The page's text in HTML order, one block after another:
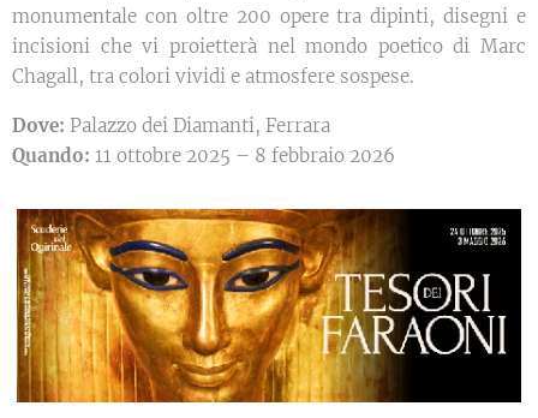
monumentale con oltre 200 opere tra dipinti, disegni e
incisioni che vi proietterà nel mondo poetico di Marc
Chagall, tra colori vividi e atmosfere sospese.
Dove: Palazzo dei Diamanti, Ferrara
Quando: 11 ottobre 2025 – 8 febbraio 2026